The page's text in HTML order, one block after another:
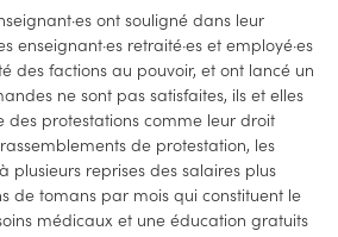
ont souligné dans leur
enseignant·es retraité·es et employé·es
des factions au pouvoir, et ont lancé un
ne sont pas satisfaites, ils et elles
des protestations comme leur droit
de protestation, les
plusieurs reprises des salaires plus
de tomans par mois qui constituent le
médicaux et une éducation gratuits